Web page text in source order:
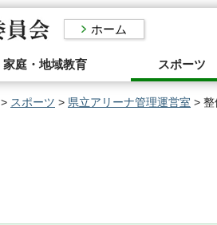
ホーム
家庭・地域教育 スポーツ
> スポーツ > 県立アリーナ管理運営室 > 整